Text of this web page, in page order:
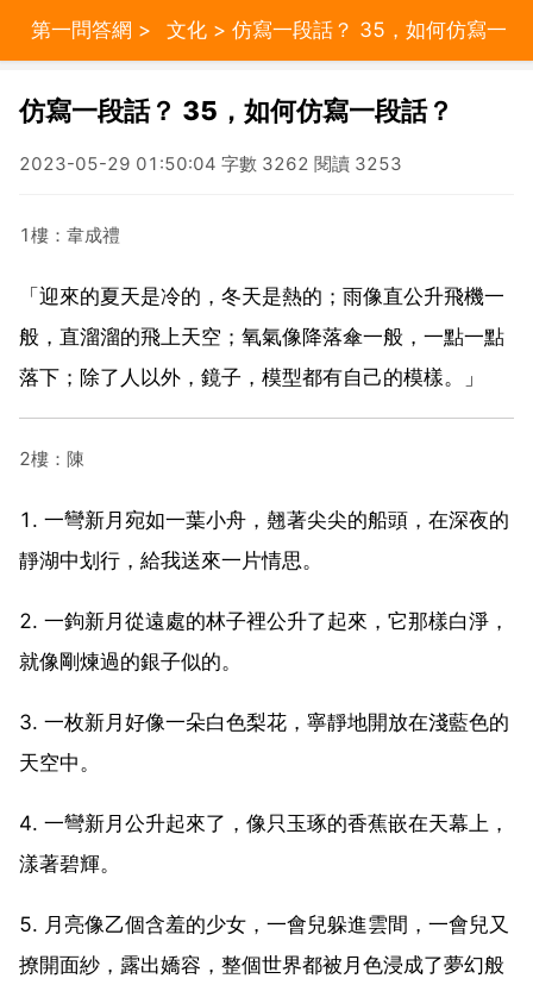
第一問答網 > 文化 > 仿寫一段話？ 35，如何仿寫一
段話？
仿寫一段話？ 35，如何仿寫一段話？
2023-05-29 01:50:04 字數 3262 閱讀 3253
1樓：韋成禮
「迎來的夏天是冷的，冬天是熱的；雨像直公升飛機一
般，直溜溜的飛上天空；氧氣像降落傘一般，一點一點
落下；除了人以外，鏡子，模型都有自己的模樣。」
2樓：陳
1. 一彎新月宛如一葉小舟，翹著尖尖的船頭，在深夜的
靜湖中划行，給我送來一片情思。
2. 一鉤新月從遠處的林子裡公升了起來，它那樣白淨，
就像剛煉過的銀子似的。
3. 一枚新月好像一朵白色梨花，寧靜地開放在淺藍色的
天空中。
4. 一彎新月公升起來了，像只玉琢的香蕉嵌在天幕上，
漾著碧輝。
5. 月亮像乙個含羞的少女，一會兒躲進雲間，一會兒又
撩開面紗，露出嬌容，整個世界都被月色浸成了夢幻般